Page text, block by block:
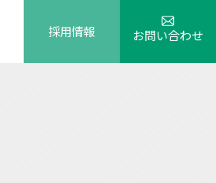
採用情報 お問い合わせ